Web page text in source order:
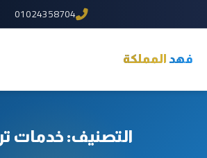
01024358704
فهد المملكة
التصنيف: خدمات